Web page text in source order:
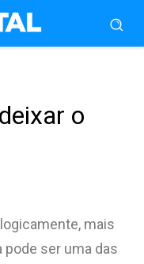
o
mais
ser uma das